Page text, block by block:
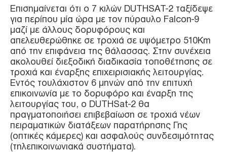
Επισημαίνεται ότι ο 7 κιλών DUTHSAT-2 ταξίδεψε
για περίπου μία ώρα με τον πύραυλο Falcon-9
μαζί με άλλους δορυφόρους και
απελευθερώθηκε σε τροχιά σε υψόμετρο 510Km
από την επιφάνεια της θάλασσας. Στην συνέχεια
ακολουθεί διεξοδική διαδικασία τοποθέτησης σε
τροχιά και έναρξης επιχειρισιακής λειτουργίας.
Εντός τουλάχιστον 6 μηνών από την επιτυχή
επικοινωνία με το δορυφόρο και έναρξη της
λειτουργίας του, ο DUTHSat-2 θα
πραγματοποιήσει επιβεβαίωση σε τροχιά νέων
πειραματικών διατάξεων παρατήρησης Γης
(οπτικές κάμερες) και ασφαλούς συνδεσιμότητας
(τηλεπικοινωνιακά συστήματα).